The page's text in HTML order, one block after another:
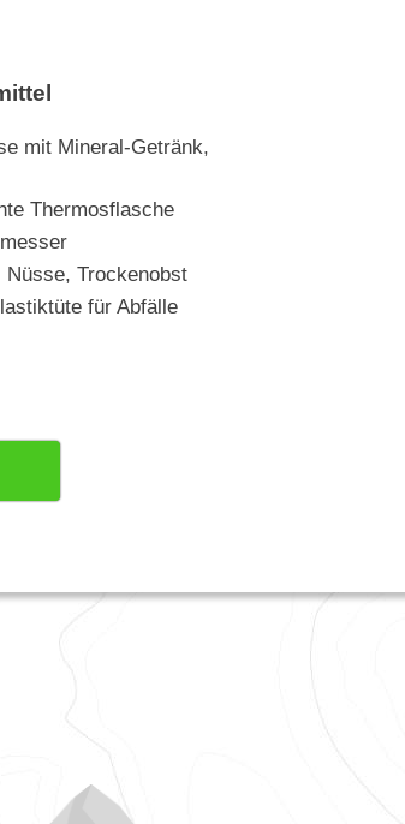
mit Mineral-Getränk,
Thermosflasche
Nüsse, Trockenobst
für Abfälle